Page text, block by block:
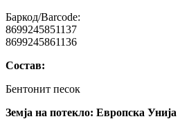
Баркод/Barcode:
8699245851137
8699245861136
Состав:
Бентонит песок
Земја на потекло: Европска Унија